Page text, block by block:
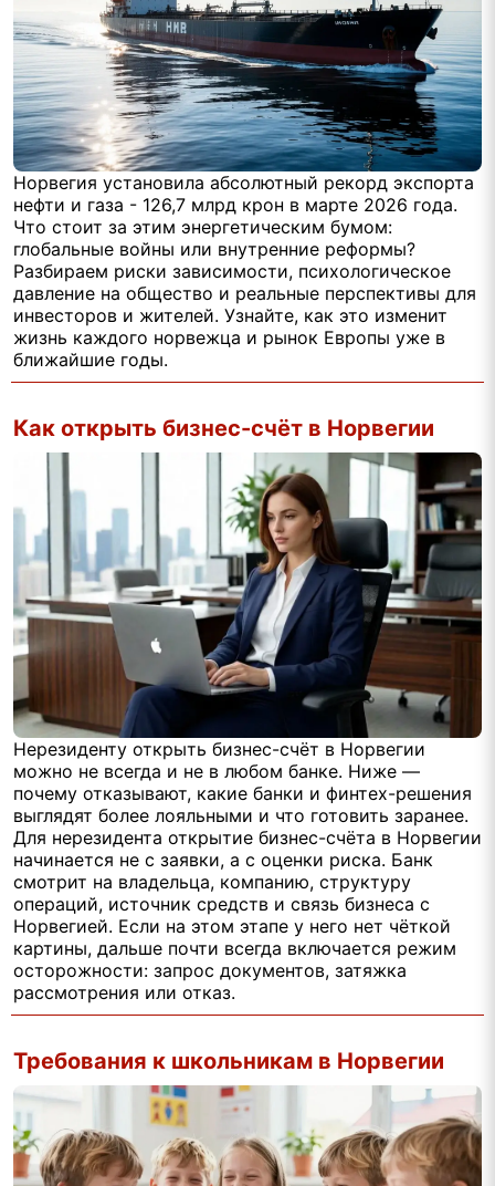
Норвегия установила абсолютный рекорд экспорта
нефти и газа - 126,7 млрд крон в марте 2026 года.
Что стоит за этим энергетическим бумом:
глобальные войны или внутренние реформы?
Разбираем риски зависимости, психологическое
давление на общество и реальные перспективы для
инвесторов и жителей. Узнайте, как это изменит
жизнь каждого норвежца и рынок Европы уже в
ближайшие годы.
Как открыть бизнес-счёт в Норвегии
Нерезиденту открыть бизнес-счёт в Норвегии
можно не всегда и не в любом банке. Ниже —
почему отказывают, какие банки и финтех-решения
выглядят более лояльными и что готовить заранее.
Для нерезидента открытие бизнес-счёта в Норвегии
начинается не с заявки, а с оценки риска. Банк
смотрит на владельца, компанию, структуру
операций, источник средств и связь бизнеса с
Норвегией. Если на этом этапе у него нет чёткой
картины, дальше почти всегда включается режим
осторожности: запрос документов, затяжка
рассмотрения или отказ.
Требования к школьникам в Норвегии